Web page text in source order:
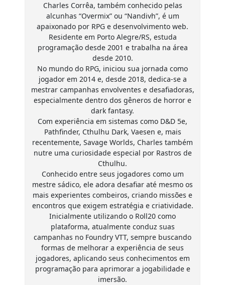
Charles Corrêa, também conhecido pelas
alcunhas “Overmix” ou “Nandivh”, é um
apaixonado por RPG e desenvolvimento web.
Residente em Porto Alegre/RS, estuda
programação desde 2001 e trabalha na área
desde 2010.
No mundo do RPG, iniciou sua jornada como
jogador em 2014 e, desde 2018, dedica-se a
mestrar campanhas envolventes e desafiadoras,
especialmente dentro dos gêneros de horror e
dark fantasy.
Com experiência em sistemas como D&D 5e,
Pathfinder, Cthulhu Dark, Vaesen e, mais
recentemente, Savage Worlds, Charles também
nutre uma curiosidade especial por Rastros de
Cthulhu.
Conhecido entre seus jogadores como um
mestre sádico, ele adora desafiar até mesmo os
mais experientes combeiros, criando missões e
encontros que exigem estratégia e criatividade.
Inicialmente utilizando o Roll20 como
plataforma, atualmente conduz suas
campanhas no Foundry VTT, sempre buscando
formas de melhorar a experiência de seus
jogadores, aplicando seus conhecimentos em
programação para aprimorar a jogabilidade e
imersão.